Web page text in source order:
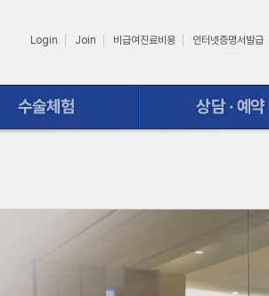
상담ㆍ예약 이벤트ㆍ소식
Login Join 비급여진료비용 인터넷증명서발급